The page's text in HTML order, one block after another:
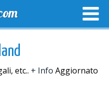
etc.. + Info Aggiornato